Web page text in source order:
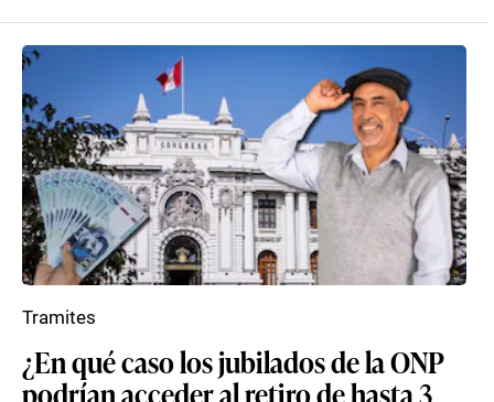
¿En qué caso los jubilados de la ONP
podrían acceder al retiro de hasta 3
Tramites